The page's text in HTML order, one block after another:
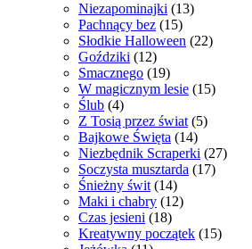
Niezapominajki (13)
Pachnący bez (15)
Słodkie Halloween (22)
Goździki (12)
Smacznego (19)
W magicznym lesie (15)
Ślub (4)
Z Tosią przez świat (5)
Bajkowe Święta (14)
Niezbędnik Scraperki (27)
Soczysta musztarda (17)
Śnieżny świt (14)
Maki i chabry (12)
Czas jesieni (18)
Kreatywny początek (15)